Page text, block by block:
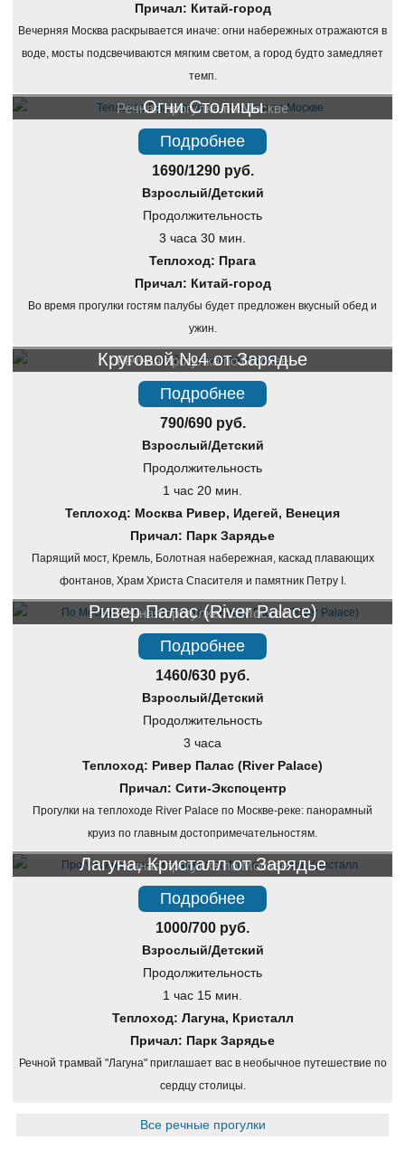
Причал: Китай-город
Вечерняя Москва раскрывается иначе: огни набережных отражаются в
воде, мосты подсвечиваются мягким светом, а город будто замедляет
темп.
Речная прогулка по Москве
Огни Столицы
Подробнее
1690/1290 руб.
Взрослый/Детский
Продолжительность
3 часа 30 мин.
Теплоход: Прага
Причал: Китай-город
Во время прогулки гостям палубы будет предложен вкусный обед и
ужин.
Речная прогулка по Москве
Круговой №4 от Зарядье
Подробнее
790/690 руб.
Взрослый/Детский
Продолжительность
1 час 20 мин.
Теплоход: Москва Ривер, Идегей, Венеция
Причал: Парк Зарядье
Парящий мост, Кремль, Болотная набережная, каскад плавающих
фонтанов, Храм Христа Спасителя и памятник Петру I.
Речная прогулка по Москве
Ривер Палас (River Palace)
Подробнее
1460/630 руб.
Взрослый/Детский
Продолжительность
3 часа
Теплоход: Ривер Палас (River Palace)
Причал: Сити-Экспоцентр
Прогулки на теплоходе River Palace по Москве-реке: панорамный
круиз по главным достопримечательностям.
Речная прогулка по Москве
Лагуна, Кристалл от Зарядье
Подробнее
1000/700 руб.
Взрослый/Детский
Продолжительность
1 час 15 мин.
Теплоход: Лагуна, Кристалл
Причал: Парк Зарядье
Речной трамвай "Лагуна" приглашает вас в необычное путешествие по
сердцу столицы.
Все речные прогулки